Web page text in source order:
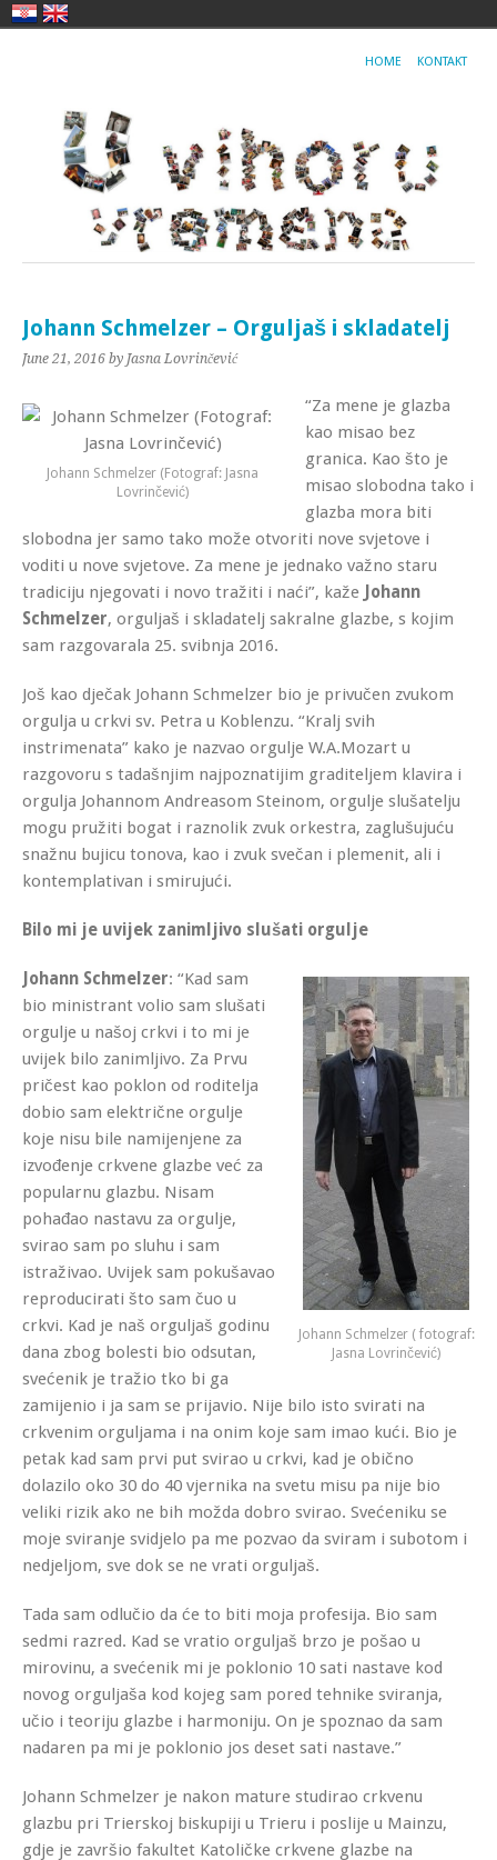
HOME KONTAKT
Johann Schmelzer – Orguljaš i skladatelj
June 21, 2016 by Jasna Lovrinčević
Johann Schmelzer (Fotograf: Jasna
Lovrinčević)
“Za mene je glazba
kao misao bez
granica. Kao što je
misao slobodna tako i
glazba mora biti
slobodna jer samo tako može otvoriti nove svjetove i
voditi u nove svjetove. Za mene je jednako važno staru
tradiciju njegovati i novo tražiti i naći”, kaže
Johann
Schmelzer, orguljaš i skladatelj sakralne glazbe, s kojim
sam razgovarala 25. svibnja 2016.
Još kao dječak Johann Schmelzer bio je privučen zvukom
orgulja u crkvi sv. Petra u Koblenzu. “Kralj svih
instrimenata” kako je nazvao orgulje W.A.Mozart u
razgovoru s tadašnjim najpoznatijim graditeljem klavira i
orgulja Johannom Andreasom Steinom, orgulje slušatelju
mogu pružiti bogat i raznolik zvuk orkestra, zaglušujuću
snažnu bujicu tonova, kao i zvuk svečan i plemenit, ali i
kontemplativan i smirujući.
Bilo mi je uvijek zanimljivo slušati orgulje
Johann Schmelzer ( fotograf:
Jasna Lovrinčević)
Johann Schmelzer: “Kad sam
bio ministrant volio sam slušati
orgulje u našoj crkvi i to mi je
uvijek bilo zanimljivo. Za Prvu
pričest kao poklon od roditelja
dobio sam električne orgulje
koje nisu bile namijenjene za
izvođenje crkvene glazbe već za
popularnu glazbu. Nisam
pohađao nastavu za orgulje,
svirao sam po sluhu i sam
istraživao. Uvijek sam pokušavao
reproducirati što sam čuo u
crkvi. Kad je naš orguljaš godinu
dana zbog bolesti bio odsutan,
svećenik je tražio tko bi ga
zamijenio i ja sam se prijavio. Nije bilo isto svirati na
crkvenim orguljama i na onim koje sam imao kući. Bio je
petak kad sam prvi put svirao u crkvi, kad je obično
dolazilo oko 30 do 40 vjernika na svetu misu pa nije bio
veliki rizik ako ne bih možda dobro svirao. Svećeniku se
moje sviranje svidjelo pa me pozvao da sviram i subotom i
nedjeljom, sve dok se ne vrati orguljaš.
Tada sam odlučio da će to biti moja profesija. Bio sam
sedmi razred. Kad se vratio orguljaš brzo je pošao u
mirovinu, a svećenik mi je poklonio 10 sati nastave kod
novog orguljaša kod kojeg sam pored tehnike sviranja,
učio i teoriju glazbe i harmoniju. On je spoznao da sam
nadaren pa mi je poklonio jos deset sati nastave.”
Johann Schmelzer je nakon mature studirao crkvenu
glazbu pri Trierskoj biskupiji u Trieru i poslije u Mainzu,
gdje je završio fakultet Katoličke crkvene glazbe na